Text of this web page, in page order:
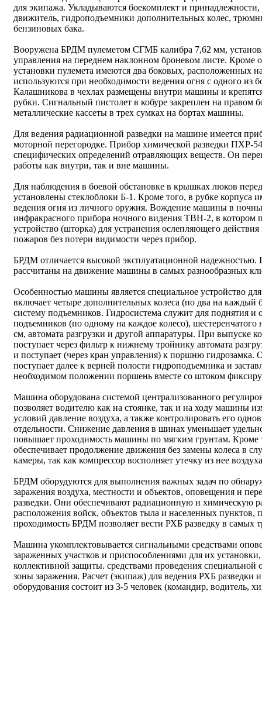
для экипажа. Укладываются боекомплект и
движитель, гидроподъемники дополнительных колес,
бензиновых бака.
Вооружена БРДМ пулеметом СГМБ калибра 7,62 мм,
управления на переднем наклонном броневом листе. Кроме
установки пулемета имеются два боковых, расположенных
используются при необходимости ведения огня с одного из
Калашникова в чехлах размещены внутри машины и
рубки. Сигнальный пистолет в кобуре закреплен на
металлические кассеты в трех сумках на бортах машины.
Для ведения радиационной разведки на машине имеется
моторной перегородке. Прибор химической разведки ПХР-
специфических определений отравляющих веществ. Он
работы как внутри, так и вне машины.
Для наблюдения в боевой обстановке в крышках люков
установлены стеклоблоки Б-1. Кроме того, в рубке корпуса
ведения огня из личного оружия. Вождение машины в
инфракрасного прибора ночного видения ТВН-2, в котором
устройство (шторка) для устранения ослепляющего действия
пожаров без потери видимости через прибор.
БРДМ отличается высокой эксплуатационной надежностью.
рассчитаны на движение машины в самых разнообразных
Особенностью машины является специальное устройство
включает четыре дополнительных колеса (по два на каждый
систему подъемников. Гидросистема служит для поднятия и
подъемников (по одному на каждое колесо), шестеренчатого
см, автомата разгрузки и другой аппаратуры. При выпуске
поступает через фильтр к нижнему тройнику автомата
и поступает (через кран управления) к поршню гидрозамка.
поступает далее к верней полости гидроподъемника и
необходимом положении поршень вместе со штоком
Машина оборудована системой централизованного
позволяет водителю как на стоянке, так и на ходу машины
условий давление воздуха, а также контролировать его
отдельности. Снижение давления в шинах уменьшает
повышает проходимость машины по мягким грунтам. Кроме
обеспечивает продолжение движения без замены колеса в
камеры, так как компрессор восполняет утечку из нее
БРДМ оборудуются для выполнения важных задач по
заражения воздуха, местности и объектов, оповещения и
разведки. Они обеспечивают радиационную и химическую
расположения войск, объектов тыла и населенных
проходимость БРДМ позволяет вести РХБ разведку в самых
Машина укомплектовывается сигнальными средствами
зараженных участков и приспособлениями для их
коллективной защиты. средствами проведения
зоны заражения. Расчет (экипаж) для ведения РХБ разведки
оборудования состоит из 3-5 человек (командир, водитель,